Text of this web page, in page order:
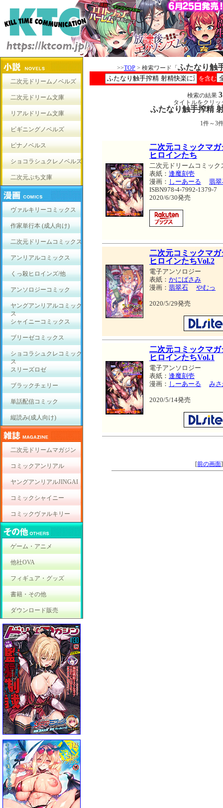
二次元ドリームノベルズ
二次元ドリーム文庫
リアルドリーム文庫
ビギニングノベルズ
ピナノベルス
ショコラシュクレノベルズ
二次元ぷち文庫
ヴァルキリーコミックス
作家単行本 (成人向け)
二次元ドリームコミックス
アンリアルコミックス
くっ殺ヒロインズ/他
アンソロジーコミック
ヤングアンリアルコミック
ス
シャイニーコミックス
ブリーゼコミックス
ショコラシュクレコミック
ス
スリーズロゼ
ブラックチェリー
単話配信コミック
縦読み(成人向け)
二次元ドリームマガジン
コミックアンリアル
ヤングアンリアルJINGAI
コミックシャイニー
コミックヴァルキリー
ゲーム・アニメ
他社OVA
フィギュア・グッズ
書籍・その他
ダウンロード販売
>>TOP > 検索ワード「 ふたなり触
を含む
検索の結果
タイトルをクリ
ふたなり触手搾精
1件～3
二次元コミックマ
ヒロインたち
二次元ドリームコミック
表紙： 逢魔刻壱
漫画： しーあーる
翡
ISBN978-4-7992-1379-7
2020/6/30発売
二次元コミックマ
ヒロインたちVol.2
電子アンソロジー
表紙： かにばさみ
漫画： 翡翠石 やむっ
2020/5/29発売
二次元コミックマ
ヒロインたちVol.1
電子アンソロジー
表紙： 逢魔刻壱
漫画： しーあーる み
2020/5/14発売
[前の画面